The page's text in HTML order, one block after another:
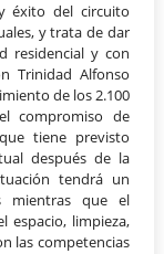
éxito del circuito
y trata de dar
residencial y con
Trinidad Alfonso
de los 2.100
compromiso de
tiene previsto
después de la
tendrá un
mientras que el
espacio, limpieza,
las competencias